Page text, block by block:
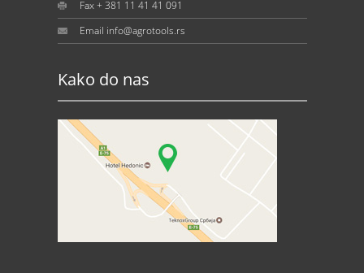
Fax + 381 11 41 41 091
Email info@agrotools.rs
Kako do nas